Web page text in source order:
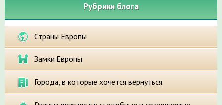
Рубрики блога
Страны Европы
Замки Европы
Города, в которые хочется вернуться